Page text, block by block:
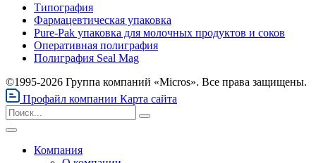
Типография
Фармацевтическая упаковка
Pure-Pak упаковка для молочных продуктов и соков
Оперативная полиграфия
Полиграфия Seal Mag
©1995-2026 Группа компаний «Micros». Все права защищены.
Профайл компании Карта сайта
Компания